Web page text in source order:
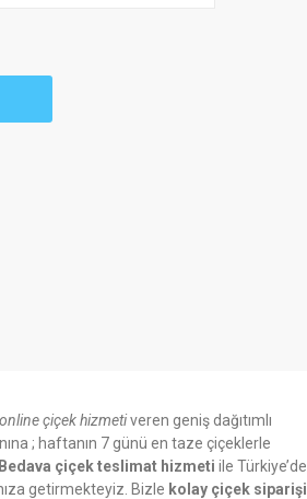
çiçek hizmetiveren geniş dağıtımlı
; haftanın 7 günü en taze çiçeklerle
Bedava çiçek teslimat hizmeti ile Türkiye’de
getirmekteyiz. Bizle kolay çiçek siparişi